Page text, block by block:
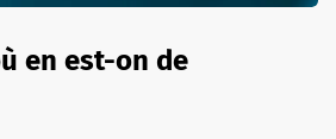
en est-on de